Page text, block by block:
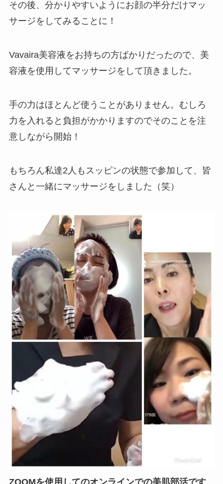
その後、分かりやすいようにお顔の半分だけマッ
サージをしてみることに！
Vavaira美容液をお持ちの方ばかりだったので、美
容液を使用してマッサージをして頂きました。
手の力はほとんど使うことがありません。むしろ
力を入れると負担がかかりますのでそのことを注
意しながら開始！
もちろん私達2人もスッピンの状態で参加して、皆
さんと一緒にマッサージをしました（笑）
ZOOMを使用してのオンラインでの美肌部活です